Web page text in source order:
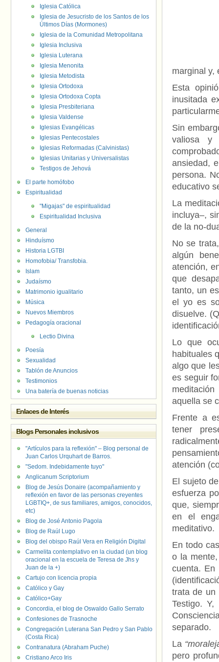
marginal y,
Esta
inusitada
Sin
valiosa y
ansiedad,
persona.
educativo
La
incluya–,
de la no-
No se
algún
atención,
que
tanto, un
el yo es
disuelve.
Lo que
habituales
algo que
es seguir
aquella se
Frente a
tener
atención
El sujeto
esfuerza
que,
en el
meditativo.
En todo
o la
cuenta.
trata de un
Testigo.
separado.
La
pero
Iglesia Católica
Iglesia de Jesucristo de los Santos de los
Últimos Días (Mormones)
Iglesia de la Comunidad Metropolitana
Iglesia Inclusiva
Iglesia Luterana
Iglesia Menonita
Iglesia Metodista
Iglesia Ortodoxa
Iglesia Ortodoxa Copta
Iglesia Presbiteriana
Iglesia Valdense
Iglesias Evangélicas
Iglesias Pentecostales
Iglesias Reformadas (Calvinistas)
Iglesias Unitarias y Universalistas
Testigos de Jehová
El parte homófobo
Espiritualidad
"Migajas" de espiritualidad
Espiritualidad Inclusiva
General
Hinduísmo
Historia LGTBI
Homofobia/ Transfobia.
Islam
Judaísmo
Matrimonio igualitario
Música
Nuevos Miembros
Pedagogía oracional
Lectio Divina
Poesía
Sexualidad
Tablón de Anuncios
Testimonios
Una batería de buenas noticias
Enlaces de Interés
Blogs Personales inclusivos
"Artículos para la reflexión" – Blog personal de
Juan Carlos Urquhart de Barros.
"Sedom. Indebidamente tuyo"
Anglicanum Scriptorium
Blog de Jesús Donaire (acompañamiento y
reflexión en favor de las personas creyentes
LGBTIQ+, de sus familiares, amigos, conocidos,
etc)
Blog de José Antonio Pagola
Blog de Raúl Lugo
Blog del obispo Raúl Vera en Religión Digital
Carmelita contemplativo en la ciudad (un blog
oracional en la escuela de Teresa de Jhs y
Juan de la +)
Cartujo con licencia propia
Católico y Gay
Católico+Gay
Concordia, el blog de Oswaldo Gallo Serrato
Confesiones de Trasnoche
Congregación Luterana San Pedro y San Pablo
(Costa Rica)
Contranatura (Abraham Puche)
Cristiano Arco Iris